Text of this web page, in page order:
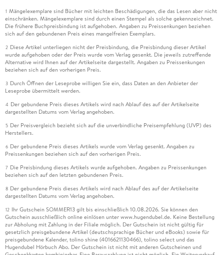
1 Mängelexemplare sind Bücher mit leichten Beschädigungen, die das Lesen aber nicht
einschränken. Mängelexemplare sind durch einen Stempel als solche gekennzeichnet.
Die frühere Buchpreisbindung ist aufgehoben. Angaben zu Preissenkungen beziehen
sich auf den gebundenen Preis eines mangelfreien Exemplars.
2 Diese Artikel unterliegen nicht der Preisbindung, die Preisbindung dieser Artikel
wurde aufgehoben oder der Preis wurde vom Verlag gesenkt. Die jeweils zutreffende
Alternative wird Ihnen auf der Artikelseite dargestellt. Angaben zu Preissenkungen
beziehen sich auf den vorherigen Preis.
3 Durch Öffnen der Leseprobe willigen Sie ein, dass Daten an den Anbieter der
Leseprobe übermittelt werden.
4 Der gebundene Preis dieses Artikels wird nach Ablauf des auf der Artikelseite
dargestellten Datums vom Verlag angehoben.
5 Der Preisvergleich bezieht sich auf die unverbindliche Preisempfehlung (UVP) des
Herstellers.
6 Der gebundene Preis dieses Artikels wurde vom Verlag gesenkt. Angaben zu
Preissenkungen beziehen sich auf den vorherigen Preis.
7 Die Preisbindung dieses Artikels wurde aufgehoben. Angaben zu Preissenkungen
beziehen sich auf den letzten gebundenen Preis.
8 Der gebundene Preis dieses Artikels wird nach Ablauf des auf der Artikelseite
dargestellten Datums vom Verlag angehoben.
12 Ihr Gutschein SOMMER13 gilt bis einschließlich 10.08.2026. Sie können den
Gutschein ausschließlich online einlösen unter www.hugendubel.de. Keine Bestellung
zur Abholung mit Zahlung in der Filiale möglich. Der Gutschein ist nicht gültig für
gesetzlich preisgebundene Artikel (deutschsprachige Bücher und eBooks) sowie für
preisgebundene Kalender, tolino shine (4016621130466), tolino select und das
Hugendubel Hörbuch Abo. Der Gutschein ist nicht mit anderen Gutscheinen und